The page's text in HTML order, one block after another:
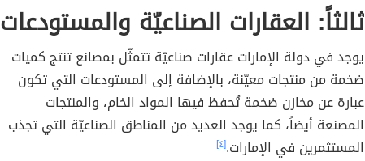
ثالثاً: العقارات الصناعيّة والمستودعات
يوجد في دولة الإمارات عقارات صناعيّة تتمثّل بمصانع تنتج كميات
ضخمة من منتجات معيّنة، بالإضافة إلى المستودعات التي تكون
عبارة عن مخازن ضخمة تُحفظ فيها المواد الخام، والمنتجات
المصنعة أيضاً، كما يوجد العديد من المناطق الصناعيّة التي تجذب
المستثمرين في الإمارات.[٤]